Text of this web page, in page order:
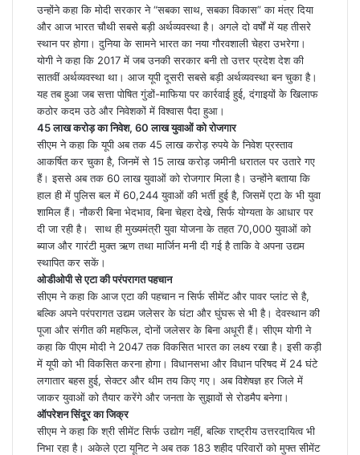
उन्होंने कहा कि मोदी सरकार ने “सबका साथ, सबका विकास” का मंत्र दिया
और आज भारत चौथी सबसे बड़ी अर्थव्यवस्था है। अगले दो वर्षों में यह तीसरे
स्थान पर होगा। दुनिया के सामने भारत का नया गौरवशाली चेहरा उभरेगा।
योगी ने कहा कि 2017 में जब उनकी सरकार बनी तो उत्तर प्रदेश देश की
सातवीं अर्थव्यवस्था था। आज यूपी दूसरी सबसे बड़ी अर्थव्यवस्था बन चुका है।
यह तब हुआ जब सत्ता पोषित गुंडों-माफिया पर कार्रवाई हुई, दंगाइयों के खिलाफ
कठोर कदम उठे और निवेशकों में विश्वास पैदा हुआ।
45 लाख करोड़ का निवेश, 60 लाख युवाओं को रोजगार
सीएम ने कहा कि यूपी अब तक 45 लाख करोड़ रुपये के निवेश प्रस्ताव
आकर्षित कर चुका है, जिनमें से 15 लाख करोड़ जमीनी धरातल पर उतारे गए
हैं। इससे अब तक 60 लाख युवाओं को रोजगार मिला है। उन्होंने बताया कि
हाल ही में पुलिस बल में 60,244 युवाओं की भर्ती हुई है, जिसमें एटा के भी युवा
शामिल हैं। नौकरी बिना भेदभाव, बिना चेहरा देखे, सिर्फ योग्यता के आधार पर
दी जा रही है। साथ ही मुख्यमंत्री युवा योजना के तहत 70,000 युवाओं को
ब्याज और गारंटी मुक्त ऋण तथा मार्जिन मनी दी गई है ताकि वे अपना उद्यम
स्थापित कर सकें।
ओडीओपी से एटा की परंपरागत पहचान
सीएम ने कहा कि आज एटा की पहचान न सिर्फ सीमेंट और पावर प्लांट से है,
बल्कि अपने परंपरागत उद्यम जलेसर के घंटा और घुंघरू से भी है। देवस्थान की
पूजा और संगीत की महफिल, दोनों जलेसर के बिना अधूरी हैं। सीएम योगी ने
कहा कि पीएम मोदी ने 2047 तक विकसित भारत का लक्ष्य रखा है। इसी कड़ी
में यूपी को भी विकसित करना होगा। विधानसभा और विधान परिषद में 24 घंटे
लगातार बहस हुई, सेक्टर और थीम तय किए गए। अब विशेषज्ञ हर जिले में
जाकर युवाओं को तैयार करेंगे और जनता के सुझावों से रोडमैप बनेगा।
ऑपरेशन सिंदूर का जिक्र
सीएम ने कहा कि श्री सीमेंट सिर्फ उद्योग नहीं, बल्कि राष्ट्रीय उत्तरदायित्व भी
निभा रहा है। अकेले एटा यूनिट ने अब तक 183 शहीद परिवारों को मुफ्त सीमेंट